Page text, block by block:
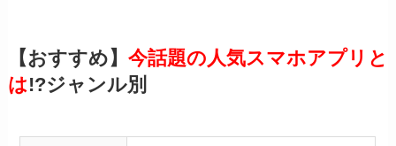
【おすすめ】 今話題の人気スマホアプリと
は!?ジャンル別